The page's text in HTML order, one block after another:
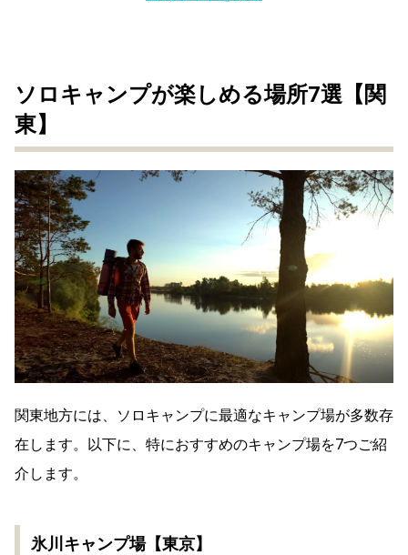
ソロキャンプが楽しめる場所7選【関
東】
関東地方には、ソロキャンプに最適なキャンプ場が多数存
在します。以下に、特におすすめのキャンプ場を7つご紹
介します。
氷川キャンプ場【東京】